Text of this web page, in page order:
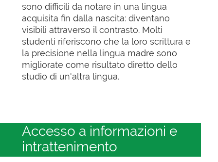
sono difficili da notare in una lingua
acquisita fin dalla nascita: diventano
visibili attraverso il contrasto. Molti
studenti riferiscono che la loro scrittura e
la precisione nella lingua madre sono
migliorate come risultato diretto dello
studio di un'altra lingua.
Accesso a informazioni e
intrattenimento